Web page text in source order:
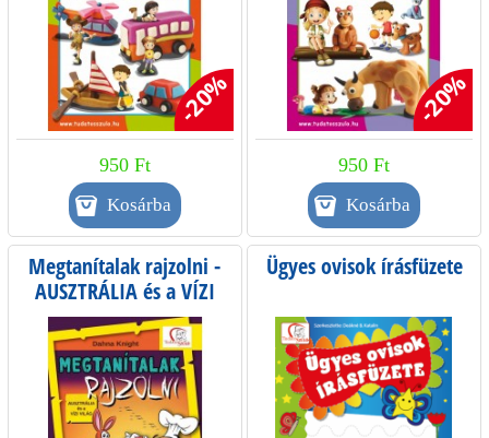
-20%
950 Ft
-20%
950 Ft
Megtanítalak rajzolni -
AUSZTRÁLIA és a VÍZI
VILÁG
Ügyes ovisok írásfüzete